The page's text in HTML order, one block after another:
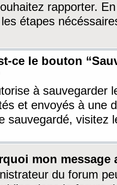
rapporter.
étapes
ce le bouton
à sauvegarder
et envoyés à une
sauvegardé, visitez
mon message
du forum